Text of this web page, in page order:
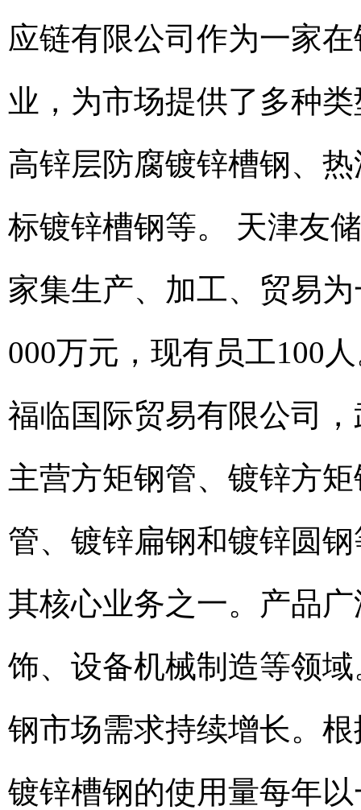
应链有限公司作为一家
业，为市场提供了多种
高锌层防腐镀锌槽钢、
标镀锌槽钢等。 天津友
家集生产、加工、贸易
000万元，现有员工100
福临国际贸易有限公司
主营方矩钢管、镀锌方
管、镀锌扁钢和镀锌圆
其核心业务之一。产品
饰、设备机械制造等领
钢市场需求持续增长。
镀锌槽钢的使用量每年